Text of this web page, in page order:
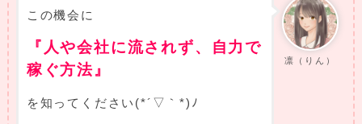
凛（りん）
この機会に
『人や会社に流されず、自力で
稼ぐ方法』
を知ってください(*´▽｀*)ﾉ